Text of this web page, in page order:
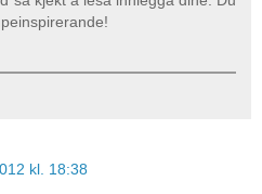
kl. 18:38